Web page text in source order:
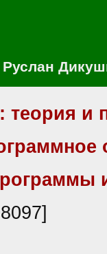
Руслан
теория и